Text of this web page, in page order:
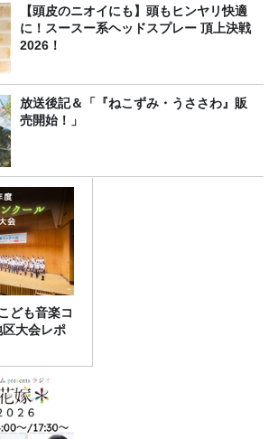
【頭皮のニオイにも】頭もヒンヤリ快適
に！スースー系ヘッドスプレー 頂上決戦
2026！
放送後記＆「『ねこずみ・うささわ』販
売開始！」
ども音楽コ
大会レポ